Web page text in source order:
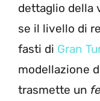
dettaglio della
se il livello di
fasti di Gran
modellazione
trasmette un